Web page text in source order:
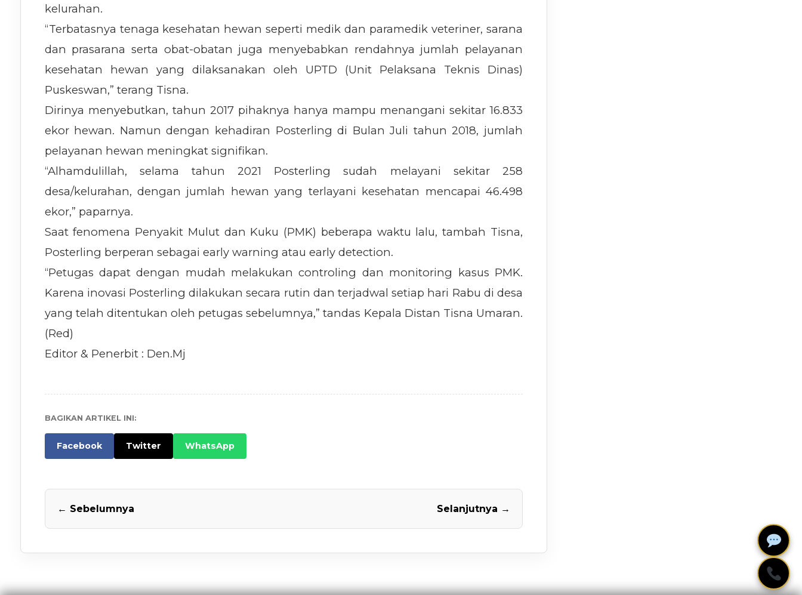
kelurahan.
“Terbatasnya tenaga kesehatan hewan seperti medik dan paramedik veteriner, sarana
dan prasarana serta obat-obatan juga menyebabkan rendahnya jumlah pelayanan
kesehatan hewan yang dilaksanakan oleh UPTD (Unit Pelaksana Teknis Dinas)
Puskeswan,” terang Tisna.
Dirinya menyebutkan, tahun 2017 pihaknya hanya mampu menangani sekitar 16.833
ekor hewan. Namun dengan kehadiran Posterling di Bulan Juli tahun 2018, jumlah
pelayanan hewan meningkat signifikan.
“Alhamdulillah, selama tahun 2021 Posterling sudah melayani sekitar 258
desa/kelurahan, dengan jumlah hewan yang terlayani kesehatan mencapai 46.498
ekor,” paparnya.
Saat fenomena Penyakit Mulut dan Kuku (PMK) beberapa waktu lalu, tambah Tisna,
Posterling berperan sebagai early warning atau early detection.
“Petugas dapat dengan mudah melakukan controling dan monitoring kasus PMK.
Karena inovasi Posterling dilakukan secara rutin dan terjadwal setiap hari Rabu di desa
yang telah ditentukan oleh petugas sebelumnya,” tandas Kepala Distan Tisna Umaran.
(Red)
Editor & Penerbit : Den.Mj
BAGIKAN ARTIKEL INI:
Facebook Twitter WhatsApp
← Sebelumnya Selanjutnya →